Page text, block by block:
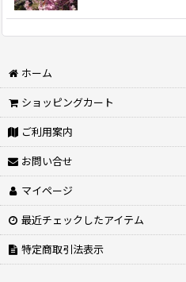
ホーム
ショッピングカート
ご利用案内
お問い合せ
マイページ
最近チェックしたアイテム
特定商取引法表示